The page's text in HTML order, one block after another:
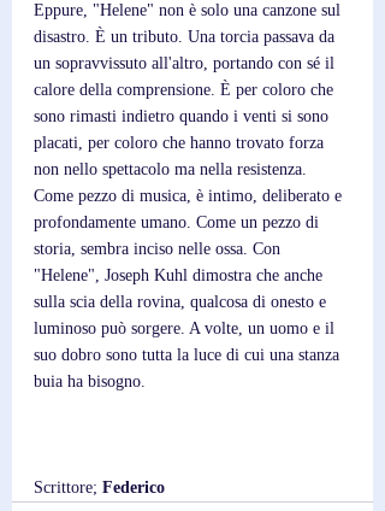
Eppure, "Helene" non è solo una canzone sul
disastro. È un tributo. Una torcia passava da
un sopravvissuto all'altro, portando con sé il
calore della comprensione. È per coloro che
sono rimasti indietro quando i venti si sono
placati, per coloro che hanno trovato forza
non nello spettacolo ma nella resistenza.
Come pezzo di musica, è intimo, deliberato e
profondamente umano. Come un pezzo di
storia, sembra inciso nelle ossa. Con
"Helene", Joseph Kuhl dimostra che anche
sulla scia della rovina, qualcosa di onesto e
luminoso può sorgere. A volte, un uomo e il
suo dobro sono tutta la luce di cui una stanza
buia ha bisogno.
Scrittore; Federico